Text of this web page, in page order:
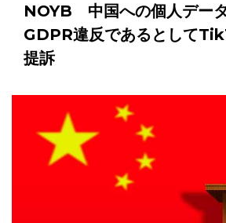
NOYB 中国への個人デー
GDPR違反であるとして
提訴